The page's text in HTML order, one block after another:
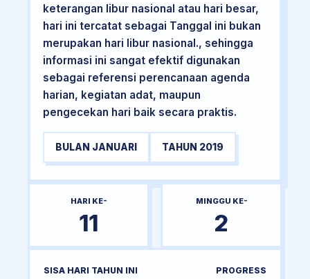
keterangan libur nasional atau hari besar,
hari ini tercatat sebagai Tanggal ini bukan
merupakan hari libur nasional., sehingga
informasi ini sangat efektif digunakan
sebagai referensi perencanaan agenda
harian, kegiatan adat, maupun
pengecekan hari baik secara praktis.
BULAN JANUARI TAHUN 2019
HARI KE-
11
MINGGU KE-
2
SISA HARI TAHUN INI PROGRESS